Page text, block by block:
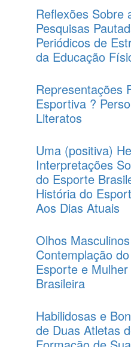
Reflexões Sobre
Pesquisas
Periódicos de
da Educação
Representações
Esportiva ?
Literatos
Uma (positiva)
Interpretações
do Esporte
História do
Aos Dias Atuais
Olhos
Contemplação
Esporte e
Brasileira
Habilidosas e
de Duas Atletas